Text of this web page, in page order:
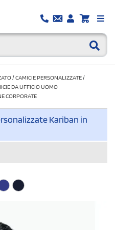
/CAMICIE PERSONALIZZATE/
DA UFFICIO UOMO
CORPORATE
Kariban in